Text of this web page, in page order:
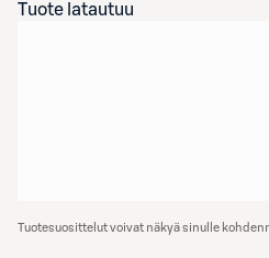
Tuote latautuu
Tuotesuosittelut voivat näkyä sinulle